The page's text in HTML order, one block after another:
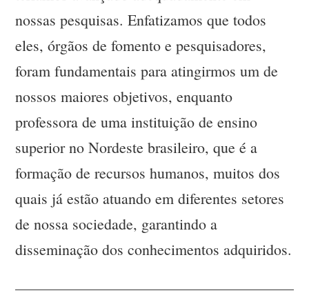
nossas pesquisas. Enfatizamos que todos
eles, órgãos de fomento e pesquisadores,
foram fundamentais para atingirmos um de
nossos maiores objetivos, enquanto
professora de uma instituição de ensino
superior no Nordeste brasileiro, que é a
formação de recursos humanos, muitos dos
quais já estão atuando em diferentes setores
de nossa sociedade, garantindo a
disseminação dos conhecimentos adquiridos.